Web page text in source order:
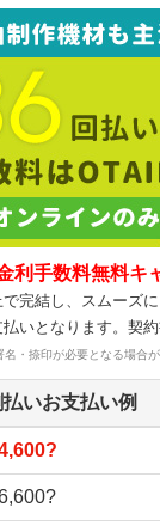
利手数料無料キ
完結し、スムーズ
いとなります。契
・捺印が必要となる場合が
いお支払い例